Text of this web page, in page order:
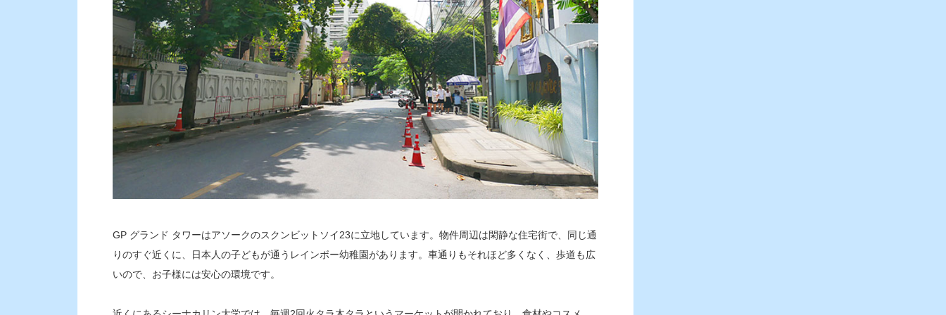
GP グランド タワーはアソークのスクンビットソイ23に立地しています。物件周辺は閑静な住宅街で、同じ通
りのすぐ近くに、日本人の子どもが通うレインボー幼稚園があります。車通りもそれほど多くなく、歩道も広
いので、お子様には安心の環境です。